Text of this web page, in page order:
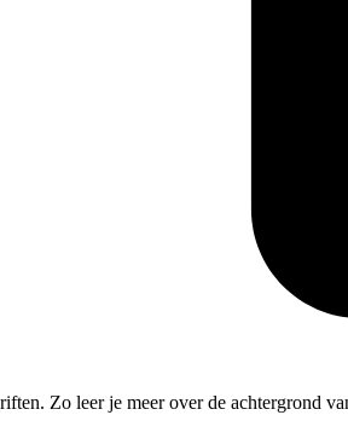
Zo leer je meer over de achtergrond